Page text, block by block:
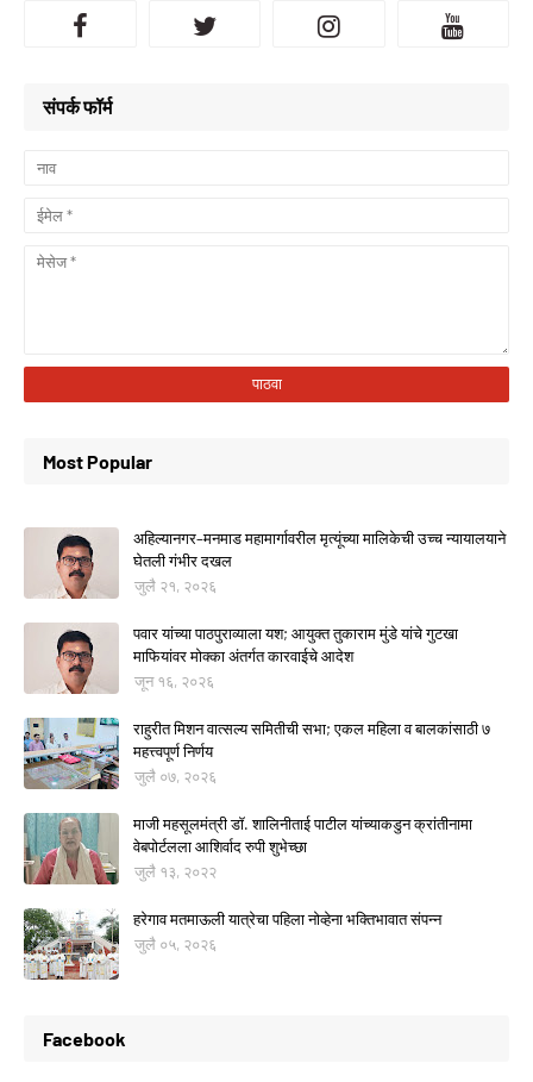
संपर्क फॉर्म
Most Popular
अहिल्यानगर–मनमाड महामार्गावरील मृत्यूंच्या मालिकेची उच्च न्यायालयाने
घेतली गंभीर दखल
जुलै २१, २०२६
पवार यांच्या पाठपुराव्याला यश; आयुक्त तुकाराम मुंडे यांचे गुटखा
माफियांवर मोक्का अंतर्गत कारवाईचे आदेश
जून १६, २०२६
राहुरीत मिशन वात्सल्य समितीची सभा; एकल महिला व बालकांसाठी ७
महत्त्वपूर्ण निर्णय
जुलै ०७, २०२६
माजी महसूलमंत्री डॉ. शालिनीताई पाटील यांच्याकडुन क्रांतीनामा
वेबपोर्टलला आशिर्वाद रुपी शुभेच्छा
जुलै १३, २०२२
हरेगाव मतमाऊली यात्रेचा पहिला नोव्हेना भक्तिभावात संपन्न
जुलै ०५, २०२६
Facebook